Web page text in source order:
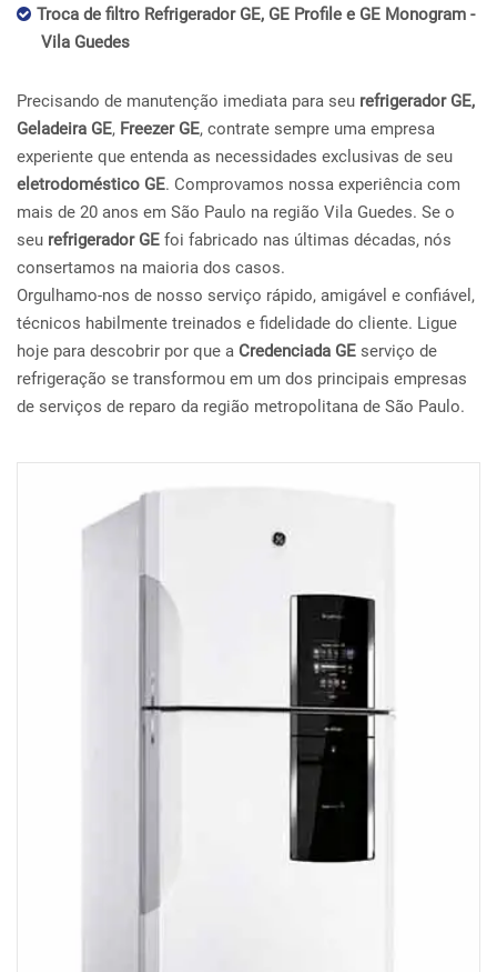
Troca de filtro Refrigerador GE, GE Profile e GE Monogram -
Vila Guedes
Precisando de manutenção imediata para seu refrigerador GE,
Geladeira GE, Freezer GE, contrate sempre uma empresa
experiente que entenda as necessidades exclusivas de seu
eletrodoméstico GE. Comprovamos nossa experiência com
mais de 20 anos em São Paulo na região Vila Guedes. Se o
seu refrigerador GE foi fabricado nas últimas décadas, nós
consertamos na maioria dos casos.
Orgulhamo-nos de nosso serviço rápido, amigável e confiável,
técnicos habilmente treinados e fidelidade do cliente. Ligue
hoje para descobrir por que a Credenciada GE serviço de
refrigeração se transformou em um dos principais empresas
de serviços de reparo da região metropolitana de São Paulo.